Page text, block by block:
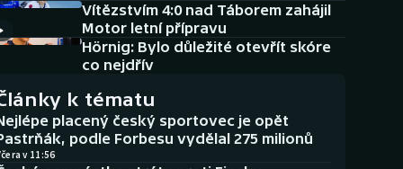
AZ kvíz
Vítězstvím 4:0 nad Táborem zahájil
Motor letní přípravu
Hörnig: Bylo důležité otevřít skóre
co nejdřív
k tématu
placený český sportovec je opět
podle Forbesu vydělal 275 milionů
v 11:56